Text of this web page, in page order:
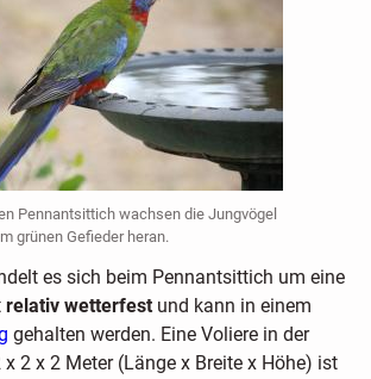
Pennantsittich wachsen die Jungvögel
grünen Gefieder heran.
es sich beim Pennantsittich um eine
relativ wetterfestund kann in einem
gehalten werden. Eine Voliere in der
2 x 2 Meter (Länge x Breite x Höhe) ist